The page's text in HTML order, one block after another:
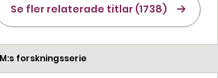
Se fler relaterade titlar (1738)
forskningsserie